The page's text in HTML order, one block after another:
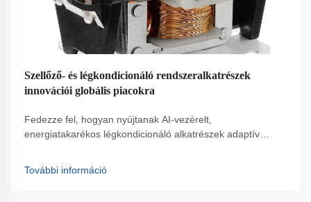
Szellőző- és légkondicionáló rendszeralkatrészek
innovációi globális piacokra
Fedezze fel, hogyan nyújtanak AI-vezérelt,
energiatakarékos légkondicionáló alkatrészek adaptív
További információ